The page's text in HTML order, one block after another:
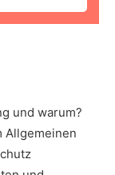
und warum?
Allgemeinen